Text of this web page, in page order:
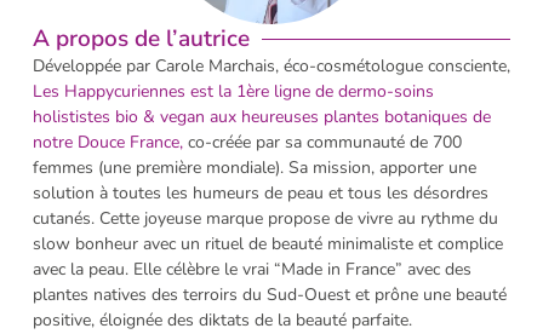
A propos de l’autrice
Développée par Carole Marchais, éco-cosmétologue consciente,
Les Happycuriennes est la 1ère ligne de dermo-soins
holististes bio & vegan aux heureuses plantes botaniques de
notre Douce France,co-créée par sa communauté de 700
femmes (une première mondiale). Sa mission, apporter une
solution à toutes les humeurs de peau et tous les désordres
cutanés. Cette joyeuse marque propose de vivre au rythme du
slow bonheur avec un rituel de beauté minimaliste et complice
avec la peau. Elle célèbre le vrai “Made in France” avec des
plantes natives des terroirs du Sud-Ouest et prône une beauté
positive, éloignée des diktats de la beauté parfaite.